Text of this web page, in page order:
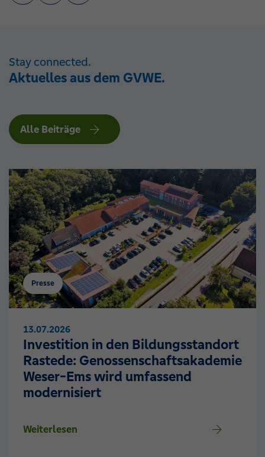
Stay connected.
Aktuelles aus dem GVWE.
Alle Beiträge
Presse
13.07.2026
Investition in den Bildungsstandort
Rastede: Genossenschaftsakademie
Weser-Ems wird umfassend
modernisiert
Weiterlesen